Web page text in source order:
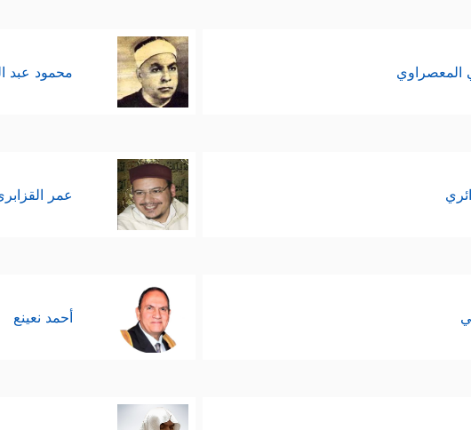
المعصراوي محمود عبد
عمر
أحمد نعينع